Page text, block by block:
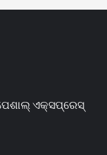
ଏକ୍ସପ୍ରେସ୍